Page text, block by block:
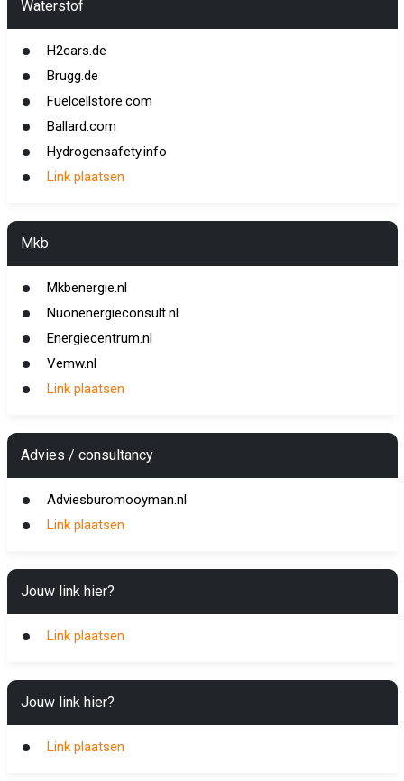
Waterstof
H2cars.de
Brugg.de
Fuelcellstore.com
Ballard.com
Hydrogensafety.info
Link plaatsen
Mkb
Mkbenergie.nl
Nuonenergieconsult.nl
Energiecentrum.nl
Vemw.nl
Link plaatsen
Advies / consultancy
Adviesburomooyman.nl
Link plaatsen
Jouw link hier?
Link plaatsen
Jouw link hier?
Link plaatsen